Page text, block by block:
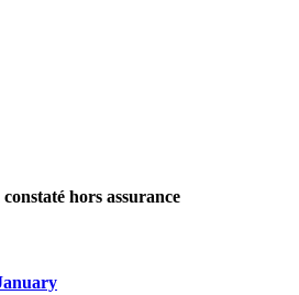
hors assurance